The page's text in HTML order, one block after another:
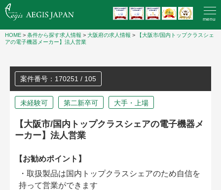
menu
HOME > 条件から探す求人情報 > 大阪府の求人情報 >
【大阪市/国内トップクラスシェ
アの電子機器メーカー】法人営業
案件番号：170251 / 105
未経験可 第二新卒可 大手・上場
【大阪市/国内トップクラスシェアの電子機器メ
ーカー】法人営業
【お勧めポイント】
・取扱製品は国内トップクラスシェアのため自信を
持って営業ができます